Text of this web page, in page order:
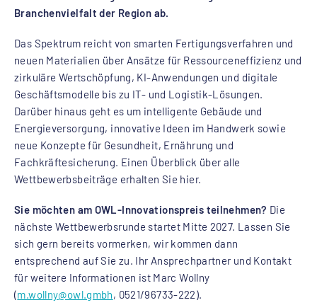
Branchenvielfalt der Region ab.
Das Spektrum reicht von smarten Fertigungsverfahren und
neuen Materialien über Ansätze für Ressourceneffizienz und
zirkuläre Wertschöpfung, KI-Anwendungen und digitale
Geschäftsmodelle bis zu IT- und Logistik-Lösungen.
Darüber hinaus geht es um intelligente Gebäude und
Energieversorgung, innovative Ideen im Handwerk sowie
neue Konzepte für Gesundheit, Ernährung und
Fachkräftesicherung. Einen Überblick über alle
Wettbewerbsbeiträge erhalten Sie hier.
Sie möchten am OWL-Innovationspreis teilnehmen? Die
nächste Wettbewerbsrunde startet Mitte 2027. Lassen Sie
sich gern bereits vormerken, wir kommen dann
entsprechend auf Sie zu. Ihr Ansprechpartner und Kontakt
für weitere Informationen ist Marc Wollny
(m.wollny@owl.gmbh, 0521/96733-222).